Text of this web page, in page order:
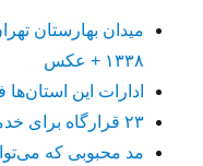
۱۳۳۸ + عکس
ادارات این
۲۳ قرارگاه برای خدمت زائران + اینفوگرافیک
مد محبوبی که